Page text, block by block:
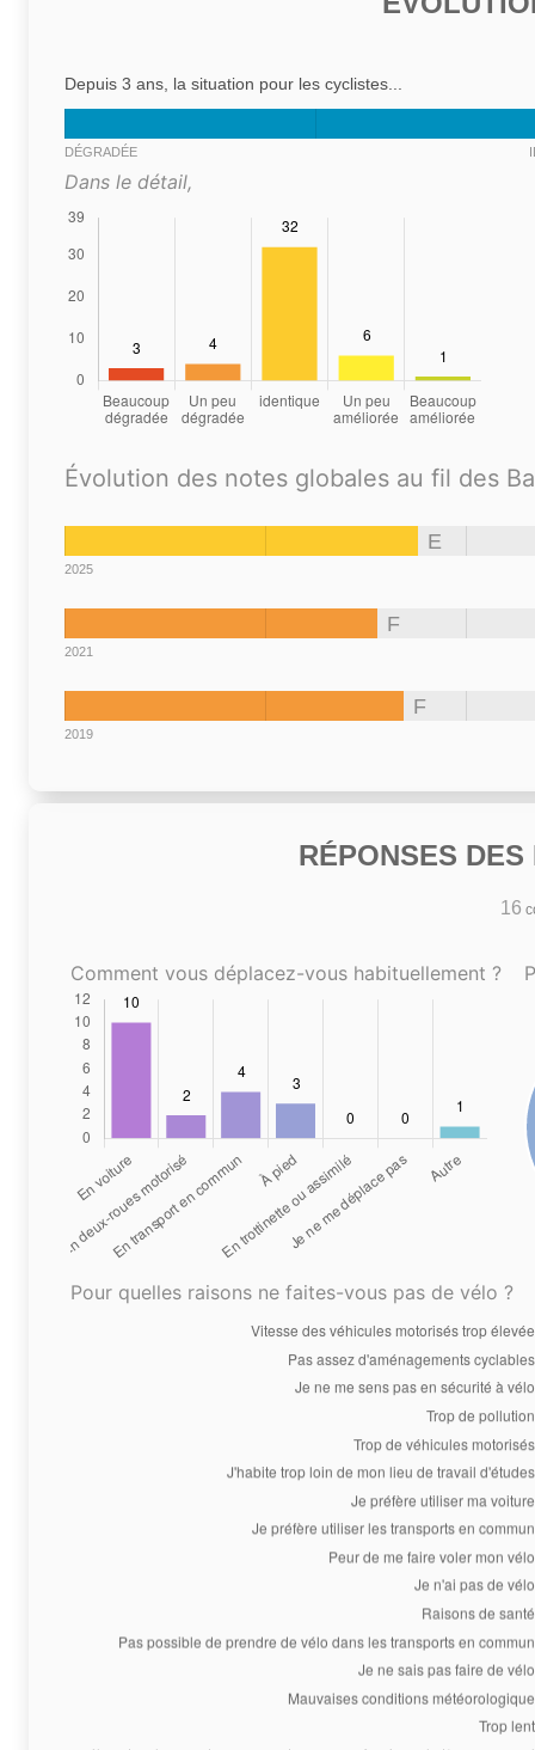
Depuis 3 ans, la situation pour les cyclistes...
DÉGRADÉE
Dans le détail,
Évolution des notes globales au fil des
E
2025
F
2021
F
2019
RÉPONSES
16
Comment vous déplacez-vous habituellement ?
Pour quelles raisons ne faites-vous pas de vélo ?